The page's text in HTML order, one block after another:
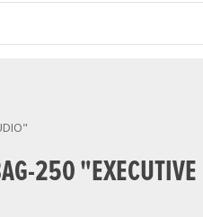
250 "EXECUTIVE